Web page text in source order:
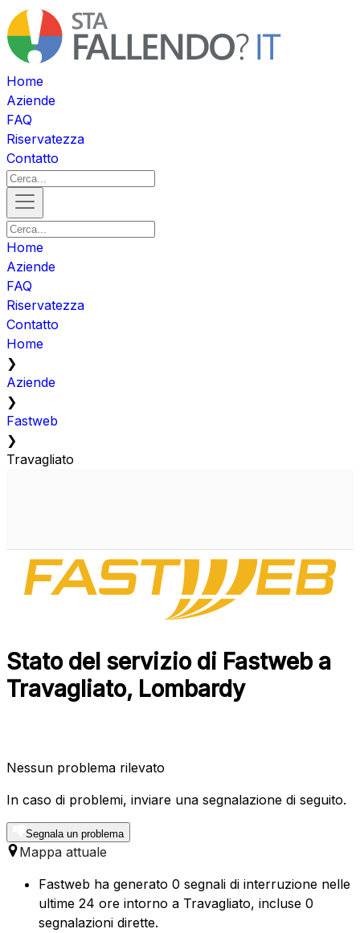
Home
Aziende
FAQ
Riservatezza
Contatto
Home
Aziende
FAQ
Riservatezza
Contatto
Home
❯
Aziende
❯
Fastweb
❯
Travagliato
Stato del servizio di Fastweb a
Travagliato, Lombardy
Nessun problema rilevato
In caso di problemi, inviare una segnalazione di seguito.
Segnala un problema
Mappa attuale
Fastweb ha generato 0 segnali di interruzione nelle
ultime 24 ore intorno a Travagliato, incluse 0
segnalazioni dirette.